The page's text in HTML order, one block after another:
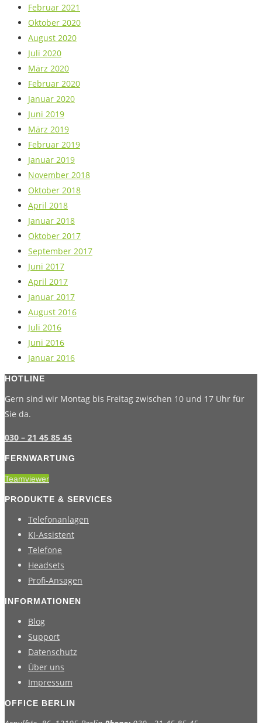
Februar 2021
Oktober 2020
August 2020
Juli 2020
März 2020
Februar 2020
Januar 2020
Juni 2019
März 2019
Februar 2019
Januar 2019
November 2018
Oktober 2018
April 2018
Januar 2018
Oktober 2017
September 2017
Juni 2017
April 2017
Januar 2017
August 2016
Juli 2016
Juni 2016
Januar 2016
HOTLINE
Gern sind wir Montag bis Freitag zwischen 10 und 17 Uhr für
Sie da.
030 – 21 45 85 45
FERNWARTUNG
Teamviewer
PRODUKTE & SERVICES
Telefonanlagen
KI-Assistent
Telefone
Headsets
Profi-Ansagen
INFORMATIONEN
Blog
Support
Datenschutz
Über uns
Impressum
OFFICE BERLIN